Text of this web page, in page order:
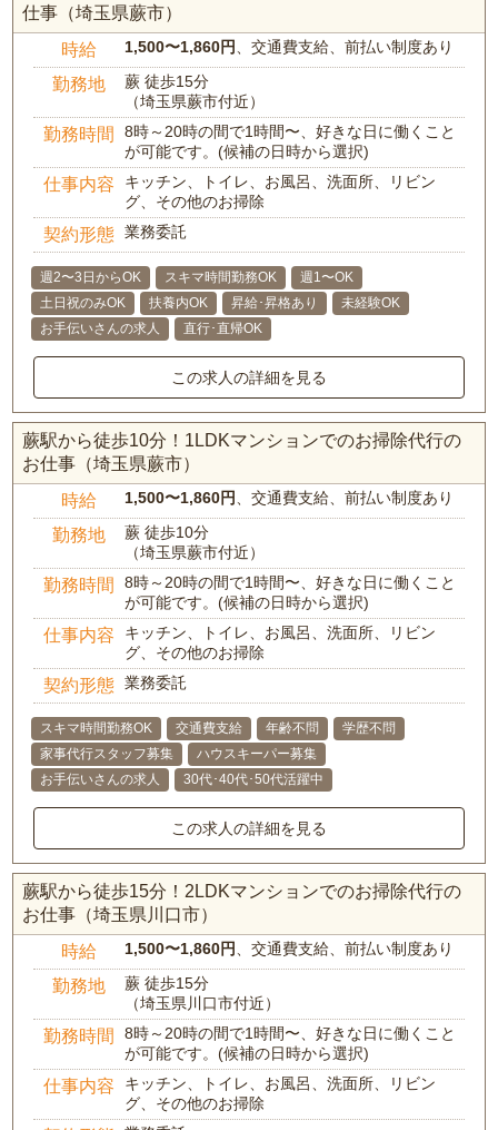
仕事（埼玉県蕨市）
時給 1,500〜1,860円 、交通費支給、前払い制度あり
勤務地
蕨 徒歩15分
（埼玉県蕨市付近）
勤務時間
8時～20時の間で1時間〜、好きな日に働くこと
が可能です。(候補の日時から選択)
仕事内容
キッチン、トイレ、お風呂、洗面所、リビン
グ、その他のお掃除
契約形態 業務委託
週2〜3日からOK スキマ時間勤務OK
週1〜OK
土日祝のみOK
扶養内OK 昇給･昇格あり
未経験OK
お手伝いさんの求人
直行･直帰OK
この求人の詳細を見る
蕨駅から徒歩10分！1LDKマンションでのお掃除代行の
お仕事（埼玉県蕨市）
時給 1,500〜1,860円 、交通費支給、前払い制度あり
勤務地
蕨 徒歩10分
（埼玉県蕨市付近）
勤務時間
8時～20時の間で1時間〜、好きな日に働くこと
が可能です。(候補の日時から選択)
仕事内容
キッチン、トイレ、お風呂、洗面所、リビン
グ、その他のお掃除
契約形態 業務委託
スキマ時間勤務OK 交通費支給 年齢不問
学歴不問
家事代行スタッフ募集
ハウスキーパー募集
お手伝いさんの求人
30代･40代･50代活躍中
この求人の詳細を見る
蕨駅から徒歩15分！2LDKマンションでのお掃除代行の
お仕事（埼玉県川口市）
時給 1,500〜1,860円 、交通費支給、前払い制度あり
勤務地
蕨 徒歩15分
（埼玉県川口市付近）
勤務時間
8時～20時の間で1時間〜、好きな日に働くこと
が可能です。(候補の日時から選択)
仕事内容
キッチン、トイレ、お風呂、洗面所、リビン
グ、その他のお掃除